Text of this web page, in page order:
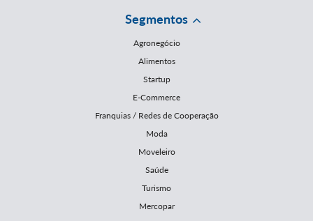
Segmentos
Agronegócio
Alimentos
Startup
E-Commerce
Franquias / Redes de Cooperação
Moda
Moveleiro
Saúde
Turismo
Mercopar